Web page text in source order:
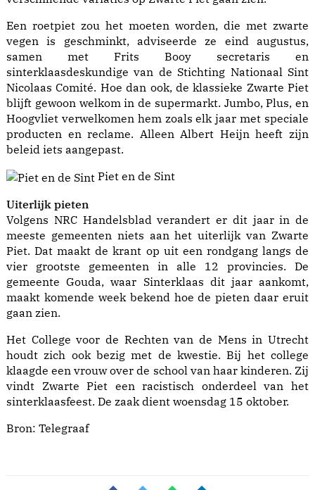
Een roetpiet zou het moeten worden, die met zwarte
vegen is geschminkt, adviseerde ze eind augustus,
samen met Frits Booy secretaris en
sinterklaasdeskundige van de Stichting Nationaal Sint
Nicolaas Comité. Hoe dan ook, de klassieke Zwarte Piet
blijft gewoon welkom in de supermarkt. Jumbo, Plus, en
Hoogvliet verwelkomen hem zoals elk jaar met speciale
producten en reclame. Alleen Albert Heijn heeft zijn
beleid iets aangepast.
Piet en de Sint
Uiterlijk pieten
Volgens NRC Handelsblad verandert er dit jaar in de
meeste gemeenten niets aan het uiterlijk van Zwarte
Piet. Dat maakt de krant op uit een rondgang langs de
vier grootste gemeenten in alle 12 provincies. De
gemeente Gouda, waar Sinterklaas dit jaar aankomt,
maakt komende week bekend hoe de pieten daar eruit
gaan zien.
Het College voor de Rechten van de Mens in Utrecht
houdt zich ook bezig met de kwestie. Bij het college
klaagde een vrouw over de school van haar kinderen. Zij
vindt Zwarte Piet een racistisch onderdeel van het
sinterklaasfeest. De zaak dient woensdag 15 oktober.
Bron: Telegraaf